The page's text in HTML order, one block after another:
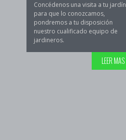
Concédenos una visita a tu jardín
para que lo conozcamos,
pondremos a tu disposición
nuestro cualificado equipo de
jardineros.
LEER MAS